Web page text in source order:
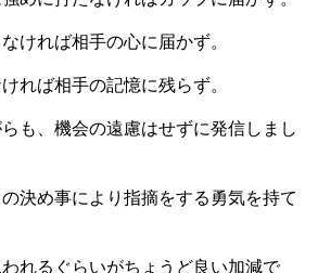
ければ相手の心に届かず。
れば相手の記憶に残らず。
も、機会の遠慮はせずに発信しまし
の決め事により指摘をする勇気を持て
れるぐらいがちょうど良い加減で